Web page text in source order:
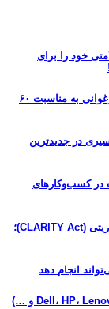
خود را برای
رونمایی از دوج چارجر ۲۰۲۷ با رنگ نوستالژیک ارغوانی به مناسبت ۶۰
در جدیدترین
در کسب‌وکارهای
پایان مخالفت انجمن کلانترهای آمریکا با لایحه کلاریتی (CLARITY Act)؛